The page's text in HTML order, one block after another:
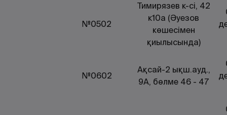
№0502
Тимирязев к-сі, 42
к10а (Әуезов
көшесімен
қиылысында)
№0602
Ақсай-2 ықш.ауд.,
9А, бөлме 46 - 47